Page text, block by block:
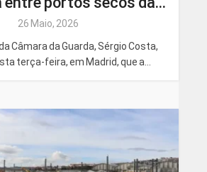
26 Maio, 2026
Câmara da Guarda, Sérgio Costa,
terça-feira, em Madrid, que a...